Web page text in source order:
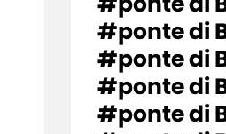
#ponte di
#ponte di
#ponte di
#ponte di